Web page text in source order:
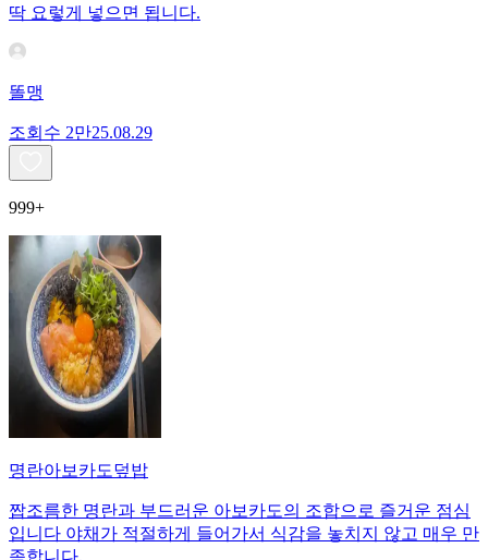
딱 요렇게 넣으면 됩니다.
똘맹
조회수 2만25.08.29
999+
명란아보카도덮밥
짭조름한 명란과 부드러운 아보카도의 조합으로 즐거운 점심
입니다 야채가 적절하게 들어가서 식감을 놓치지 않고 매우 만
족합니다.